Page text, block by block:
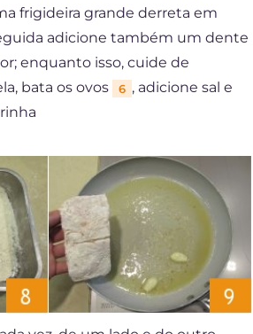
frigideira grande derreta em
adicione também um dente
enquanto isso, cuide de
bata os ovos
6 , adicione sal e